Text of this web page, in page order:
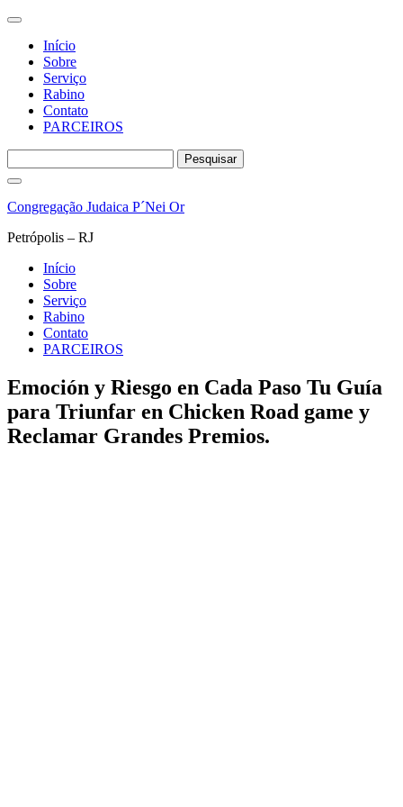
Início
Sobre
Serviço
Rabino
Contato
PARCEIROS
por:
Pular
o
Congregação Judaica P´Nei Or
Petrópolis – RJ
Início
Sobre
Serviço
Rabino
Contato
PARCEIROS
Emoción y Riesgo en Cada Paso Tu Guía
para Triunfar en Chicken Road game y
Reclamar Grandes Premios.